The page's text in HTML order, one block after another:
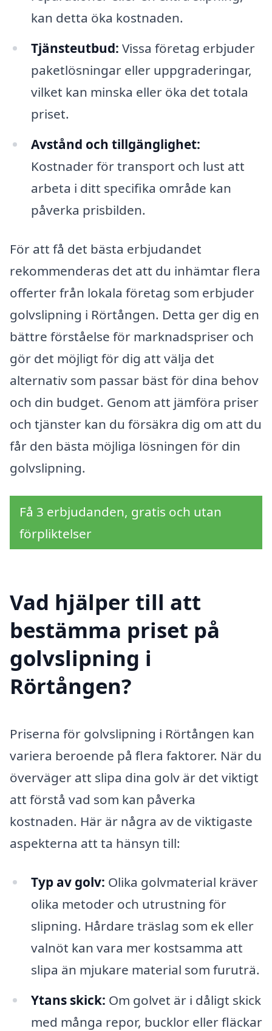
kan detta öka kostnaden.
Tjänsteutbud: Vissa företag erbjuder
paketlösningar eller uppgraderingar,
vilket kan minska eller öka det totala
priset.
Avstånd och tillgänglighet:
Kostnader för transport och lust att
arbeta i ditt specifika område kan
påverka prisbilden.
För att få det bästa erbjudandet
rekommenderas det att du inhämtar flera
offerter från lokala företag som erbjuder
golvslipning i Rörtången. Detta ger dig en
bättre förståelse för marknadspriser och
gör det möjligt för dig att välja det
alternativ som passar bäst för dina behov
och din budget. Genom att jämföra priser
och tjänster kan du försäkra dig om att du
får den bästa möjliga lösningen för din
golvslipning.
Få 3 erbjudanden, gratis och utan
förpliktelser
Vad hjälper till att
bestämma priset på
golvslipning i
Rörtången?
Priserna för golvslipning i Rörtången kan
variera beroende på flera faktorer. När du
överväger att slipa dina golv är det viktigt
att förstå vad som kan påverka
kostnaden. Här är några av de viktigaste
aspekterna att ta hänsyn till:
Typ av golv: Olika golvmaterial kräver
olika metoder och utrustning för
slipning. Hårdare träslag som ek eller
valnöt kan vara mer kostsamma att
slipa än mjukare material som furuträ.
Ytans skick: Om golvet är i dåligt skick
med många repor, bucklor eller fläckar